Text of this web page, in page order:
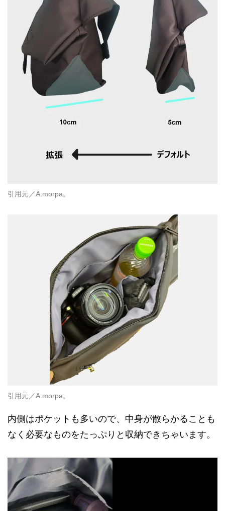
引用元／A.morpa。
引用元／A.morpa。
内側はポケットも多いので、中身が散らかることも
なく必要なものをたっぷりと収納できちゃいます。